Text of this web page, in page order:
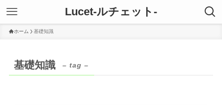
Lucet-ルチェット-
ホーム 基礎知識
基礎知識 – tag –